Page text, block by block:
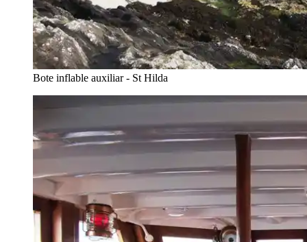
Bote inflable auxiliar - St Hilda